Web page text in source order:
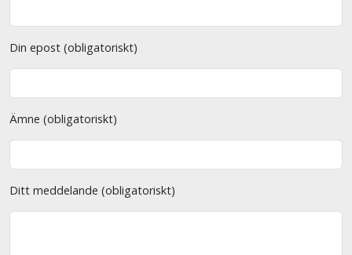
Din epost (obligatoriskt)
Ämne (obligatoriskt)
Ditt meddelande (obligatoriskt)